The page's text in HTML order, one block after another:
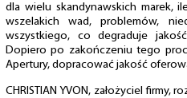
dla wielu skandynawskich marek,
wszelakich wad, problemów,
wszystkiego, co degraduje
Dopiero po zakończeniu tego
Apertury, dopracować jakość
CHRISTIAN YVON, założyciel